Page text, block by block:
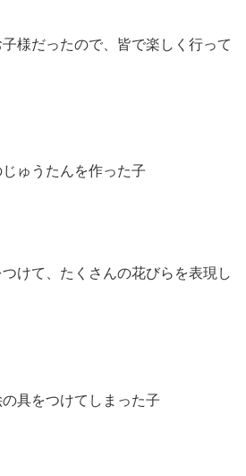
様だったので、皆で楽しく行って
ゅうたんを作った子
つけて、たくさんの花びらを表現し
具をつけてしまった子